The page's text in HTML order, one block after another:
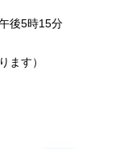
後5時15分
ます）